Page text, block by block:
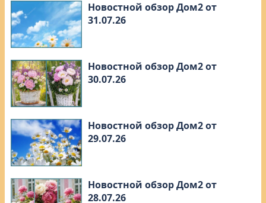
Новостной обзор Дом2 от
31.07.26
Новостной обзор Дом2 от
30.07.26
Новостной обзор Дом2 от
29.07.26
Новостной обзор Дом2 от
28.07.26